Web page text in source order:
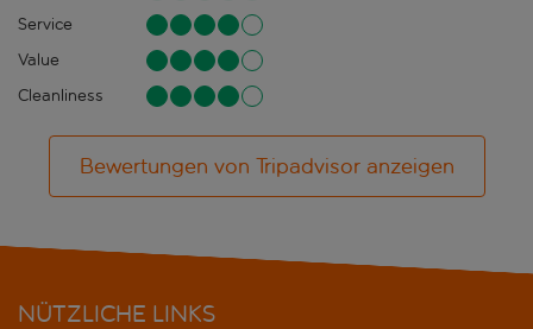
Service
Value
Cleanliness
Bewertungen von Tripadvisor anzeigen
NÜTZLICHE LINKS